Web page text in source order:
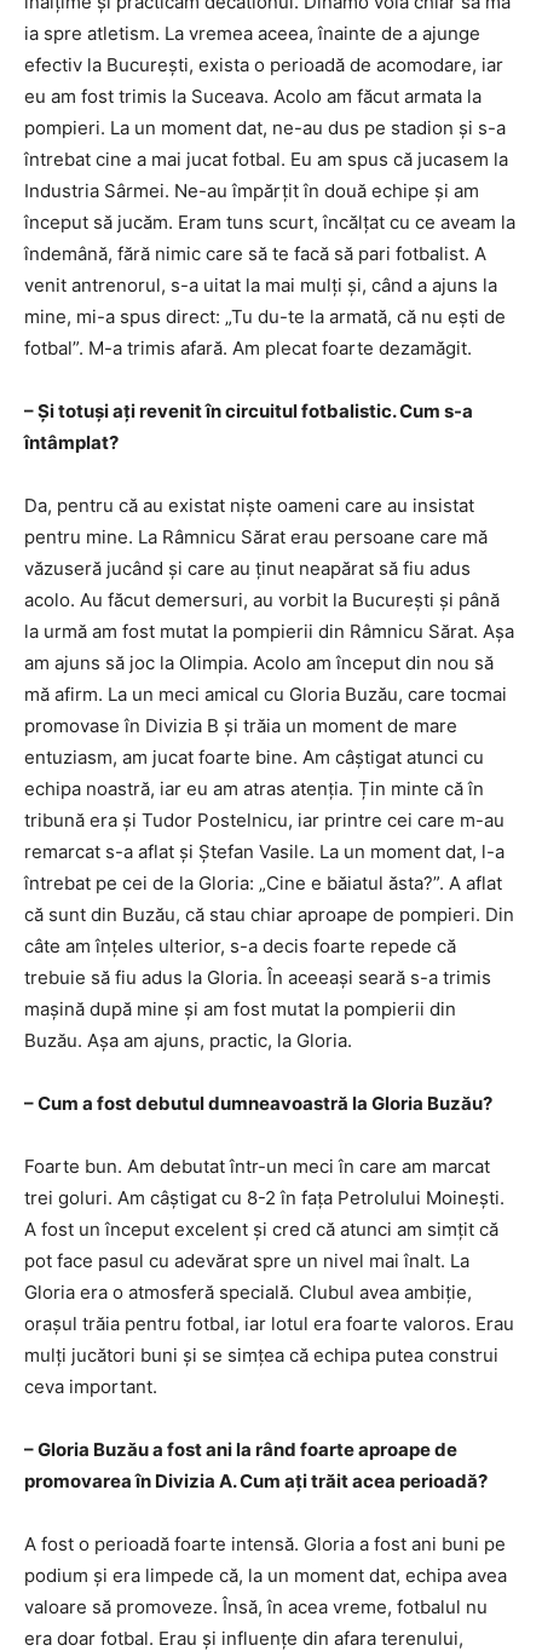
ia spre atletism. La vremea aceea, înainte de a ajunge
efectiv la București, exista o perioadă de acomodare, iar
eu am fost trimis la Suceava. Acolo am făcut armata la
pompieri. La un moment dat, ne-au dus pe stadion și s-a
întrebat cine a mai jucat fotbal. Eu am spus că jucasem la
Industria Sârmei. Ne-au împărțit în două echipe și am
început să jucăm. Eram tuns scurt, încălțat cu ce aveam la
îndemână, fără nimic care să te facă să pari fotbalist. A
venit antrenorul, s-a uitat la mai mulți și, când a ajuns la
mine, mi-a spus direct: „Tu du-te la armată, că nu ești de
fotbal”. M-a trimis afară. Am plecat foarte dezamăgit.
– Și totuși ați revenit în circuitul fotbalistic. Cum s-a
întâmplat?
Da, pentru că au existat niște oameni care au insistat
pentru mine. La Râmnicu Sărat erau persoane care mă
văzuseră jucând și care au ținut neapărat să fiu adus
acolo. Au făcut demersuri, au vorbit la București și până
la urmă am fost mutat la pompierii din Râmnicu Sărat. Așa
am ajuns să joc la Olimpia. Acolo am început din nou să
mă afirm. La un meci amical cu Gloria Buzău, care tocmai
promovase în Divizia B și trăia un moment de mare
entuziasm, am jucat foarte bine. Am câștigat atunci cu
echipa noastră, iar eu am atras atenția. Țin minte că în
tribună era și Tudor Postelnicu, iar printre cei care m-au
remarcat s-a aflat și Ștefan Vasile. La un moment dat, l-a
întrebat pe cei de la Gloria: „Cine e băiatul ăsta?”. A aflat
că sunt din Buzău, că stau chiar aproape de pompieri. Din
câte am înțeles ulterior, s-a decis foarte repede că
trebuie să fiu adus la Gloria. În aceeași seară s-a trimis
mașină după mine și am fost mutat la pompierii din
Buzău. Așa am ajuns, practic, la Gloria.
– Cum a fost debutul dumneavoastră la Gloria Buzău?
Foarte bun. Am debutat într-un meci în care am marcat
trei goluri. Am câștigat cu 8-2 în fața Petrolului Moinești.
A fost un început excelent și cred că atunci am simțit că
pot face pasul cu adevărat spre un nivel mai înalt. La
Gloria era o atmosferă specială. Clubul avea ambiție,
orașul trăia pentru fotbal, iar lotul era foarte valoros. Erau
mulți jucători buni și se simțea că echipa putea construi
ceva important.
– Gloria Buzău a fost ani la rând foarte aproape de
promovarea în Divizia A. Cum ați trăit acea perioadă?
A fost o perioadă foarte intensă. Gloria a fost ani buni pe
podium și era limpede că, la un moment dat, echipa avea
valoare să promoveze. Însă, în acea vreme, fotbalul nu
era doar fotbal. Erau și influențe din afara terenului,